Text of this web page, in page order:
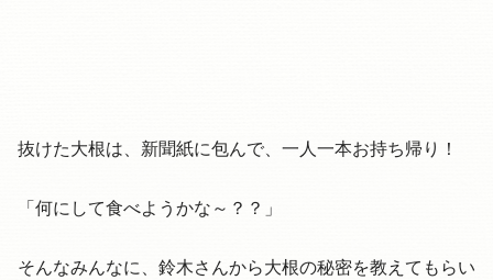
抜けた大根は、新聞紙に包んで、一人一本お持ち帰り！
「何にして食べようかな～？？」
そんなみんなに、鈴木さんから大根の秘密を教えてもらい